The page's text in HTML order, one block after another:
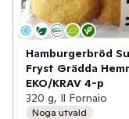
Hamburgerbröd
Fryst Grädda
EKO/KRAV 4-p
320 g, Il Fornaio
Noga utvald